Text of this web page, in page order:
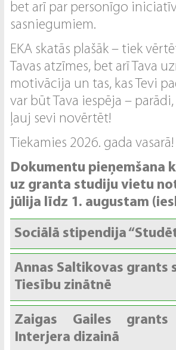
bet arī par personīgo
sasniegumiem.
EKA skatās plašāk – tiek
Tavas atzīmes, bet arī Tava
motivācija un tas, kas Tevi
var būt Tava iespēja –
ļauj sevi novērtēt!
Tiekamies 2026. gada vasarā!
Dokumentu pieņemšana
uz granta studiju vietu
jūlija līdz 1. augustam
Sociālā stipendija
Annas Saltikovas grants
Tiesību zinātnē
Zaigas Gailes grants
Interjera dizainā